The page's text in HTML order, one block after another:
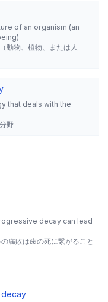
of an organism (an
動物、植物、または人
that deals with the
野
decay can lead
腐敗は歯の死に繋がること